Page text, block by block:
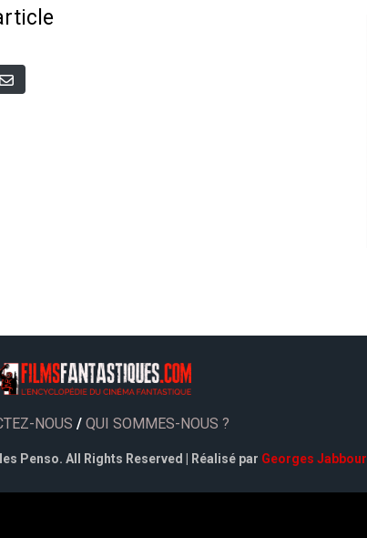
NOUS / QUI SOMMES-NOUS ?
Penso. All Rights Reserved | Réalisé par Georges Jabbour